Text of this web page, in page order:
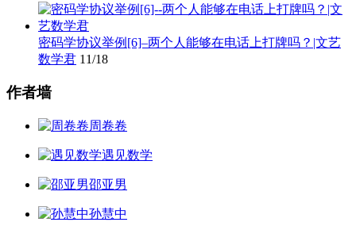
密码学协议举例[6]–两个人能够在电话上打牌吗？|文艺
数学君 11/18
作者墙
周卷卷
遇见数学
邵亚男
孙慧中